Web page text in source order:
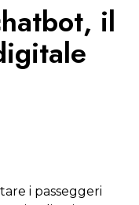
il
i passeggeri